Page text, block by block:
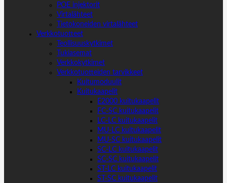
POE injektorit
Virtalähteet
Tietokoneiden virtalähteet
Verkkotuotteet
Teollisuuskytkimet
Tukiasemat
Verkkokytkimet
Verkkotuotteiden tarvikkeet
Kuitumoduulit
Kuitukaapelit
E2000 kuitukaapelit
FC-SC kuitukaapelit
LC-LC kuitukaapelit
MU-LC kuitukaapelit
MU-SC kuitukaapelit
SC-LC kuitukaapelit
SC-SC kuitukaapelit
ST-LC kuitukaapelit
ST-SC kuitukaapelit